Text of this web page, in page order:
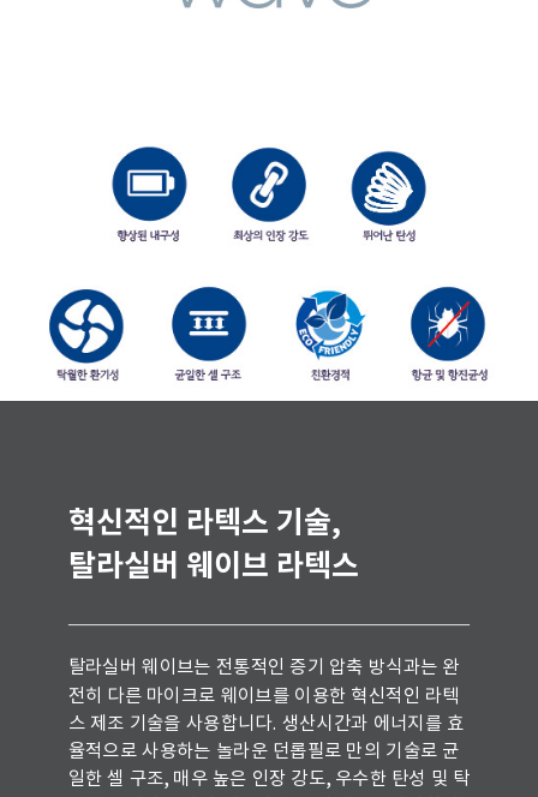
혁신적인 라텍스 기술,
탈라실버 웨이브 라텍스
탈라실버 웨이브는 전통적인 증기 압축 방식과는 완
전히 다른 마이크로 웨이브를 이용한 혁신적인 라텍
스 제조 기술을 사용합니다. 생산시간과 에너지를 효
율적으로 사용하는 놀라운 던롭필로 만의 기술로 균
일한 셀 구조, 매우 높은 인장 강도, 우수한 탄성 및 탁